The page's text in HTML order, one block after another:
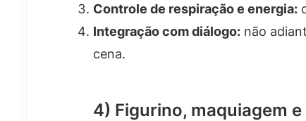
Controle de respiração e energia:
Integração com diálogo: não
cena.
4) Figurino, maquiagem